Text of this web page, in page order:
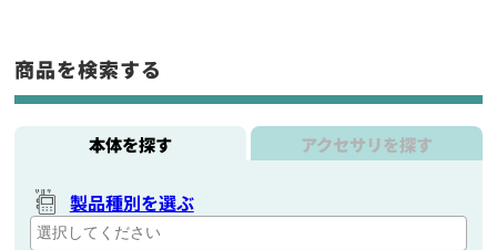
商品を検索する
本体を探す アクセサリを探す
製品種別を選ぶ